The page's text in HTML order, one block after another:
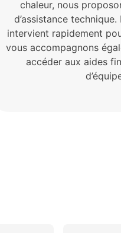
chaleur, nous
d’assistance
intervient rapidement
vous accompagnons
accéder aux aides